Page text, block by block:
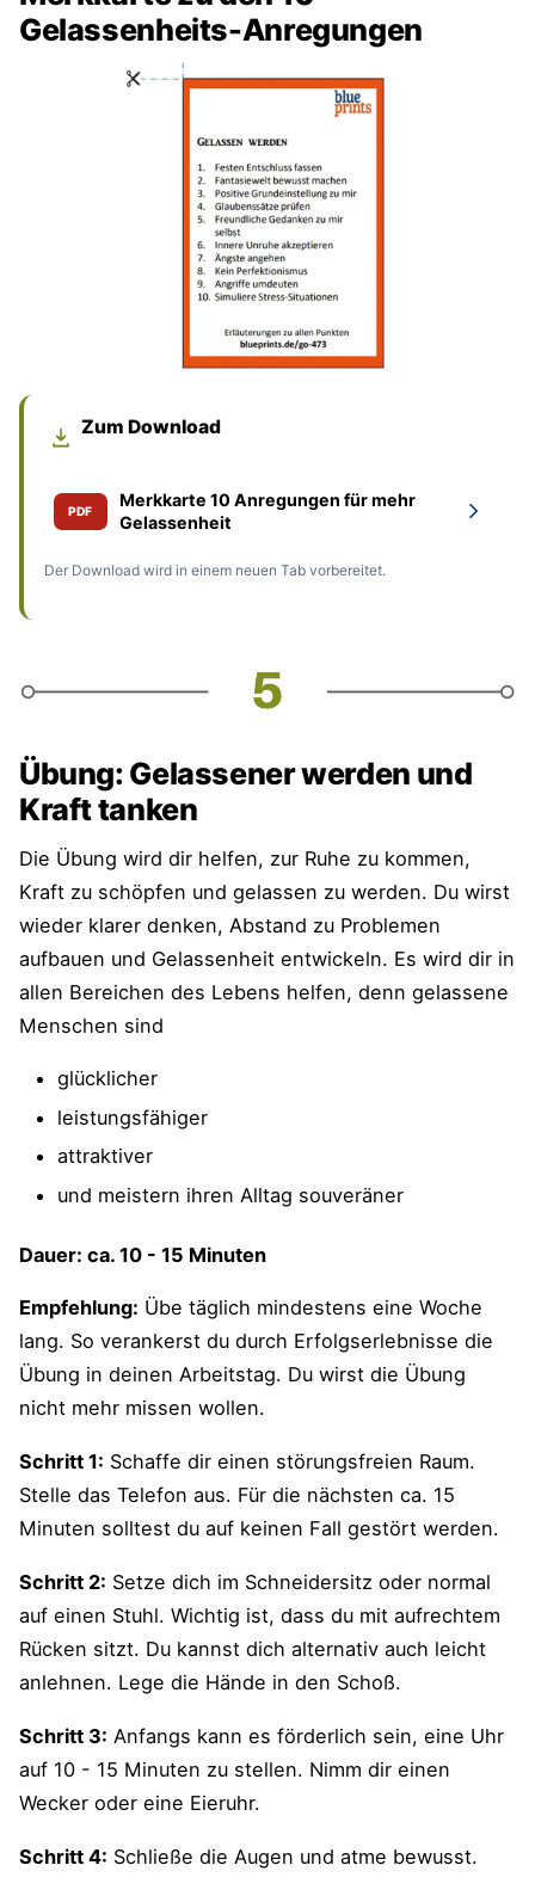
Gelassenheits-Anregungen
Zum Download
PDF
Merkkarte 10 Anregungen für mehr
Gelassenheit
Der Download wird in einem neuen Tab vorbereitet.
Übung: Gelassener werden und
Kraft tanken
Die Übung wird dir helfen, zur Ruhe zu kommen,
Kraft zu schöpfen und gelassen zu werden. Du wirst
wieder klarer denken, Abstand zu Problemen
aufbauen und Gelassenheit entwickeln. Es wird dir in
allen Bereichen des Lebens helfen, denn gelassene
Menschen sind
glücklicher
leistungsfähiger
attraktiver
und meistern ihren Alltag souveräner
Dauer: ca. 10 - 15 Minuten
Empfehlung: Übe täglich mindestens eine Woche
lang. So verankerst du durch Erfolgserlebnisse die
Übung in deinen Arbeitstag. Du wirst die Übung
nicht mehr missen wollen.
Schritt 1: Schaffe dir einen störungsfreien Raum.
Stelle das Telefon aus. Für die nächsten ca. 15
Minuten solltest du auf keinen Fall gestört werden.
Schritt 2: Setze dich im Schneidersitz oder normal
auf einen Stuhl. Wichtig ist, dass du mit aufrechtem
Rücken sitzt. Du kannst dich alternativ auch leicht
anlehnen. Lege die Hände in den Schoß.
Schritt 3: Anfangs kann es förderlich sein, eine Uhr
auf 10 - 15 Minuten zu stellen. Nimm dir einen
Wecker oder eine Eieruhr.
Schritt 4: Schließe die Augen und atme bewusst.